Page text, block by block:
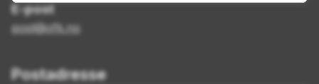
E-post
post@ofk.no
Postadresse